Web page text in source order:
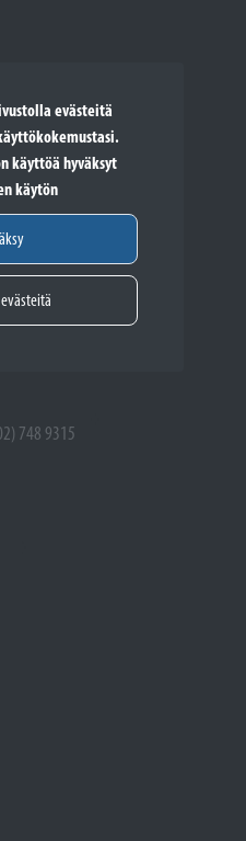
evästeitä
käyttöä hyväksyt
käytön
748 9315